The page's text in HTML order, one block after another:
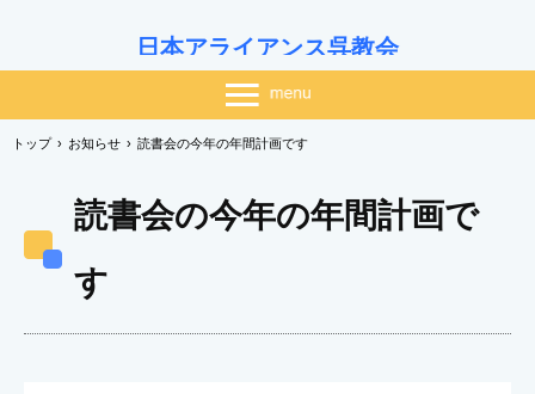
日本アライアンス呉教会
トップ › お知らせ › 読書会の今年の年間計画です
読書会の今年の年間計画で
す